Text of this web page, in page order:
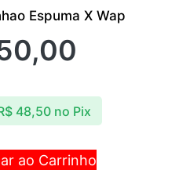
Espuma X Wap
48,50 no Pix
ao Carrinho